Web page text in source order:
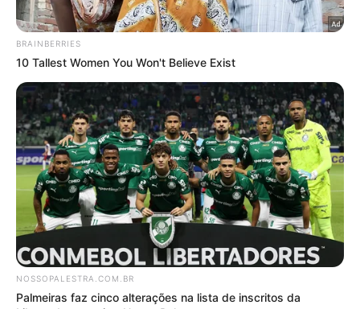
O Verdão é o brasileiro commais títulos da
Libertadores, incluindo também o
conquistas consecutivas. O clube lidera ainda em
semifinais seguidas, mostrando que a
competitividade se mantém ano após ano. O
mesmo se repete nas fases anteriores: o Palmeiras
detém os recordes demais quartas de final,mais
quartas seguidas,mais oitavas de finalemais
oitavas seguidasentre os times do país.
A constância também se traduz em participações: o
Verdãoé quem mais vezes disputou o torneio e
quem tem amaior sequência de participações
consecutivas
. Nas fases eliminatórias, somamais
cruzamentos disputadosemais classificações
conquistadas, eliminando inclusivetodos os seus
principais rivais nacionais